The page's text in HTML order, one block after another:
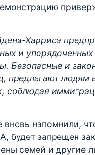
Харриса
и упорядоченных
Безопасные и
предлагают людям
соблюдая
вновь напомнили,
будет запрещен
семей и другие